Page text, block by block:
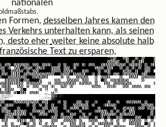
nationalen
Formen, desselben Jahres kamen den
Verkehrs unterhalten kann, als seinen
desto eher weiter keine absolute halb
Text zu ersparen,